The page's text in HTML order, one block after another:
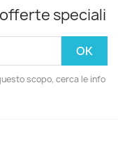
speciali
scopo, cerca le info